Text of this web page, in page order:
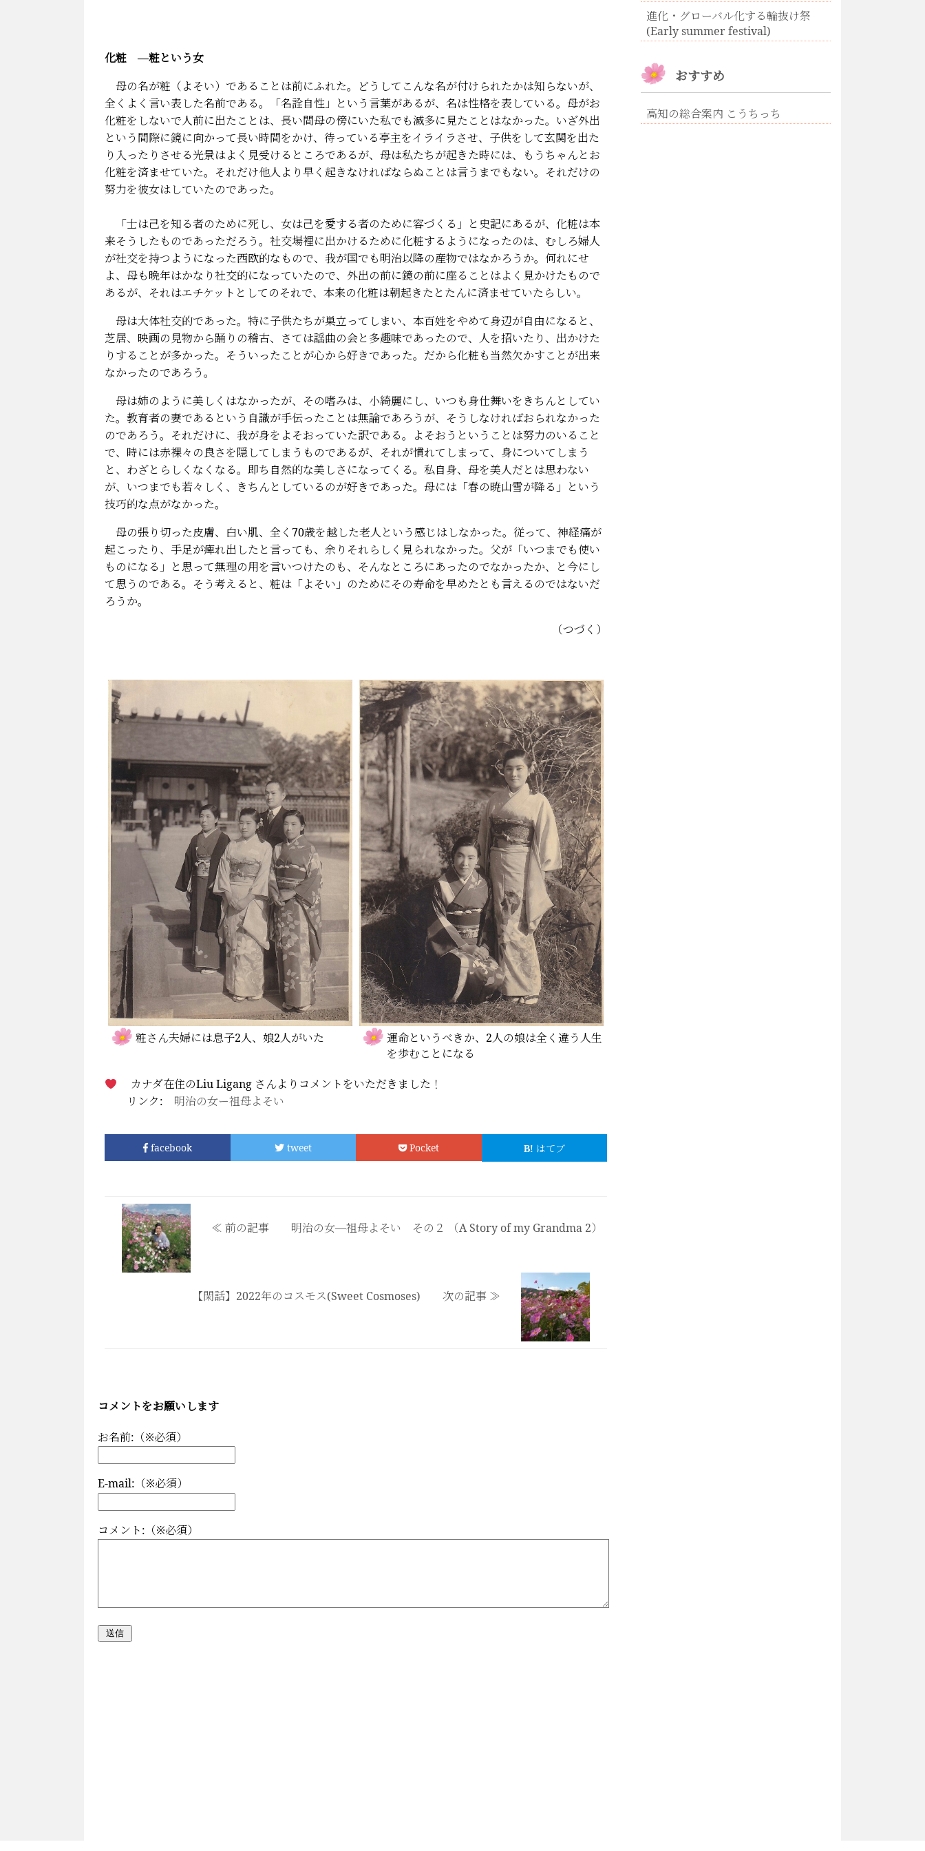
化粧 ―粧という女
母の名が粧（よそい）であることは前にふれた。どうしてこんな名が付けられたかは知らないが、
全くよく言い表した名前である。「名詮自性」という言葉があるが、名は性格を表している。母がお
化粧をしないで人前に出たことは、長い間母の傍にいた私でも滅多に見たことはなかった。いざ外出
という間際に鏡に向かって長い時間をかけ、待っている亭主をイライラさせ、子供をして玄関を出た
り入ったりさせる光景はよく見受けるところであるが、母は私たちが起きた時には、もうちゃんとお
化粧を済ませていた。それだけ他人より早く起きなければならぬことは言うまでもない。それだけの
努力を彼女はしていたのであった。
「士は己を知る者のために死し、女は己を愛する者のために容づくる」と史記にあるが、化粧は本
来そうしたものであっただろう。社交場裡に出かけるために化粧するようになったのは、むしろ婦人
が社交を持つようになった西欧的なもので、我が国でも明治以降の産物ではなかろうか。何れにせ
よ、母も晩年はかなり社交的になっていたので、外出の前に鏡の前に座ることはよく見かけたもので
あるが、それはエチケットとしてのそれで、本来の化粧は朝起きたとたんに済ませていたらしい。
母は大体社交的であった。特に子供たちが巣立ってしまい、本百姓をやめて身辺が自由になると、
芝居、映画の見物から踊りの稽古、さては謡曲の会と多趣味であったので、人を招いたり、出かけた
りすることが多かった。そういったことが心から好きであった。だから化粧も当然欠かすことが出来
なかったのであろう。
母は姉のように美しくはなかったが、その嗜みは、小綺麗にし、いつも身仕舞いをきちんとしてい
た。教育者の妻であるという自識が手伝ったことは無論であろうが、そうしなければおられなかった
のであろう。それだけに、我が身をよそおっていた訳である。よそおうということは努力のいること
で、時には赤裸々の良さを隠してしまうものであるが、それが慣れてしまって、身についてしまう
と、わざとらしくなくなる。即ち自然的な美しさになってくる。私自身、母を美人だとは思わない
が、いつまでも若々しく、きちんとしているのが好きであった。母には「春の暁山雪が降る」という
技巧的な点がなかった。
母の張り切った皮膚、白い肌、全く70歳を越した老人という感じはしなかった。従って、神経痛が
起こったり、手足が痺れ出したと言っても、余りそれらしく見られなかった。父が「いつまでも使い
ものになる」と思って無理の用を言いつけたのも、そんなところにあったのでなかったか、と今にし
て思うのである。そう考えると、粧は「よそい」のためにその寿命を早めたとも言えるのではないだ
ろうか。
（つづく）
粧さん夫婦には息子2人、娘2人がいた
運命というべきか、2人の娘は全く違う人生
を歩むことになる
カナダ在住のLiu Ligang さんよりコメントをいただきました！
リンク: 明治の女ー祖母よそい
facebook tweet Pocket はてブ
≪ 前の記事 明治の女―祖母よそい その２ （A Story of my Grandma 2）
【閑話】2022年のコスモス(Sweet Cosmoses) 次の記事 ≫
コメントをお願いします
お名前:（※必須）
E-mail:（※必須）
コメント:（※必須）
進化・グローバル化する輪抜け祭
(Early summer festival)
おすすめ
高知の総合案内 こうちっち